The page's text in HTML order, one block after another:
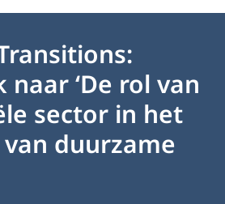
‘De rol van
sector in het
duurzame